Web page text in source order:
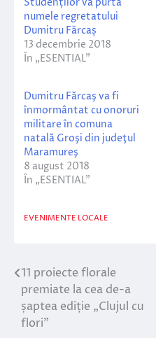
numele regretatului
Dumitru Fărcaș
13 decembrie 2018
În „ESENTIAL”
Dumitru Fărcaş va fi
înmormântat cu onoruri
militare în comuna
natală Groşi din judeţul
Maramureş
8 august 2018
În „ESENTIAL”
EVENIMENTE LOCALE
Navigare
în
articole
11 proiecte florale
premiate la cea de-a
șaptea ediție „Clujul cu
flori”